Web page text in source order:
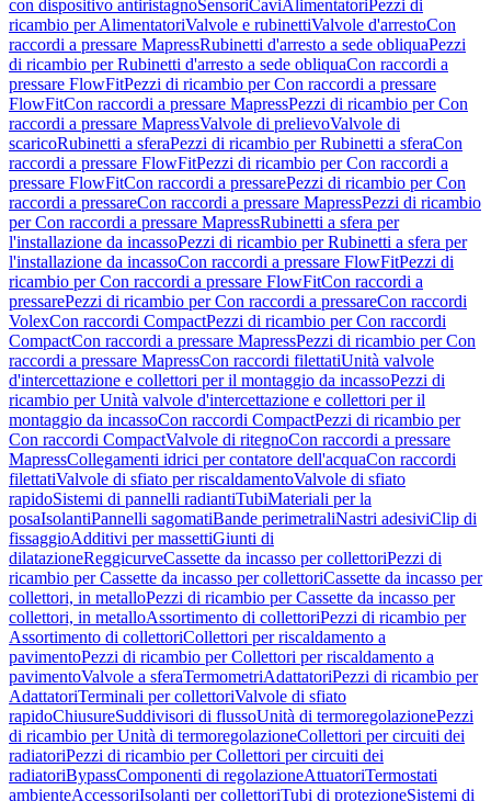
con dispositivo antiristagnoSensoriCaviAlimentatori Pezzi di
ricambio per AlimentatoriValvole e rubinettiValvole d'arrestoCon
raccordi a pressare MapressRubinetti d'arresto a sede obliquaPezzi
di ricambio per Rubinetti d'arresto a sede obliquaCon raccordi a
pressare FlowFitPezzi di ricambio per Con raccordi a pressare
FlowFitCon raccordi a pressare MapressPezzi di ricambio per Con
raccordi a pressare MapressValvole di prelievoValvole di
scaricoRubinetti a sferaPezzi di ricambio per Rubinetti a sferaCon
raccordi a pressare FlowFitPezzi di ricambio per Con raccordi a
pressare FlowFitCon raccordi a pressarePezzi di ricambio per Con
raccordi a pressareCon raccordi a pressare MapressPezzi di ricambio
per Con raccordi a pressare MapressRubinetti a sfera per
l'installazione da incassoPezzi di ricambio per Rubinetti a sfera per
l'installazione da incassoCon raccordi a pressare FlowFitPezzi di
ricambio per Con raccordi a pressare FlowFitCon raccordi a
pressarePezzi di ricambio per Con raccordi a pressareCon raccordi
VolexCon raccordi CompactPezzi di ricambio per Con raccordi
CompactCon raccordi a pressare MapressPezzi di ricambio per Con
raccordi a pressare MapressCon raccordi filettatiUnità valvole
d'intercettazione e collettori per il montaggio da incassoPezzi di
ricambio per Unità valvole d'intercettazione e collettori per il
montaggio da incassoCon raccordi CompactPezzi di ricambio per
Con raccordi CompactValvole di ritegnoCon raccordi a pressare
MapressCollegamenti idrici per contatore dell'acquaCon raccordi
filettatiValvole di sfiato per riscaldamentoValvole di sfiato
rapidoSistemi di pannelli radiantiTubiMateriali per la
posaIsolantiPannelli sagomatiBande perimetraliNastri adesiviClip di
fissaggioAdditivi per massettiGiunti di
dilatazioneReggicurveCassette da incasso per collettoriPezzi di
ricambio per Cassette da incasso per collettoriCassette da incasso per
collettori, in metalloPezzi di ricambio per Cassette da incasso per
collettori, in metalloAssortimento di collettoriPezzi di ricambio per
Assortimento di collettoriCollettori per riscaldamento a
pavimentoPezzi di ricambio per Collettori per riscaldamento a
pavimentoValvole a sferaTermometriAdattatoriPezzi di ricambio per
AdattatoriTerminali per collettoriValvole di sfiato
rapidoChiusureSuddivisori di flussoUnità di termoregolazionePezzi
di ricambio per Unità di termoregolazioneCollettori per circuiti dei
radiatoriPezzi di ricambio per Collettori per circuiti dei
radiatoriBypassComponenti di regolazioneAttuatoriTermostati
ambienteAccessoriIsolanti per collettoriTubi di protezioneSistemi di